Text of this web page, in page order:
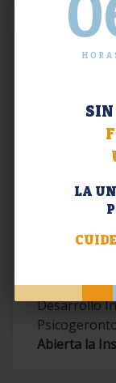
LA
Desarrollo
Abierta la